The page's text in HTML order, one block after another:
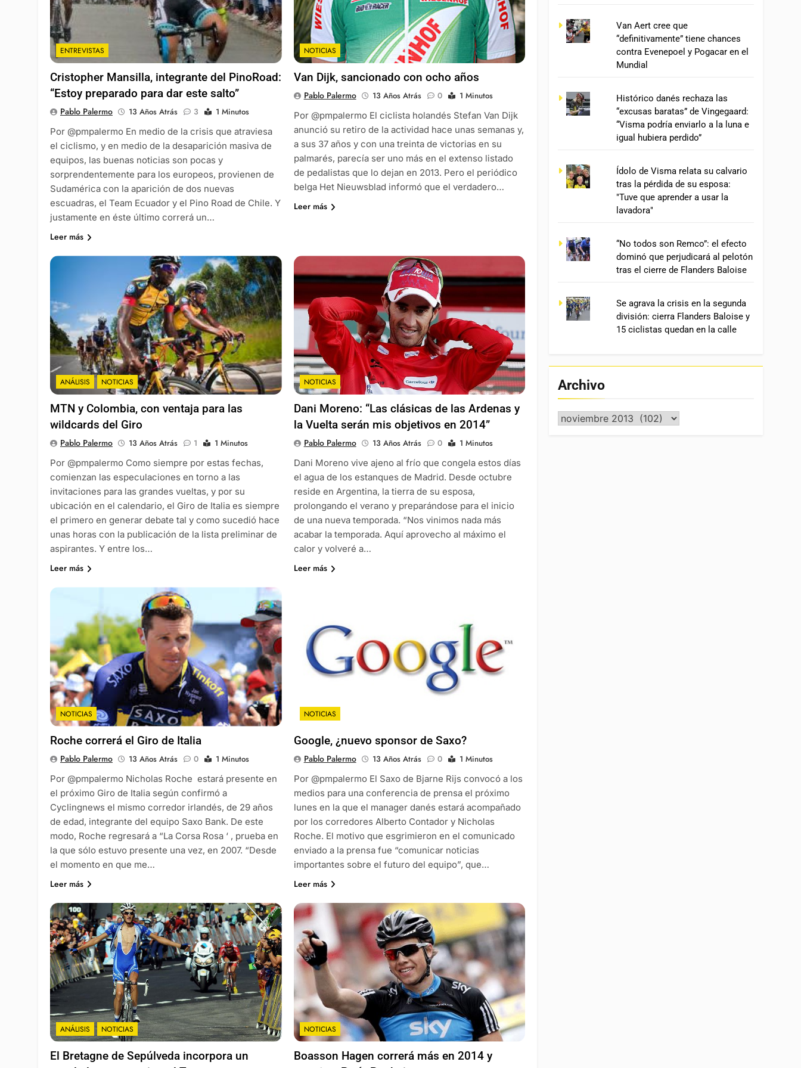
ENTREVISTAS
Cristopher Mansilla, integrante del PinoRoad:
“Estoy preparado para dar este salto”
Pablo Palermo 13 Años Atrás 3
1 Minutos
Por @pmpalermo En medio de la crisis que atraviesa
el ciclismo, y en medio de la desaparición masiva de
equipos, las buenas noticias son pocas y
sorprendentemente para los europeos, provienen de
Sudamérica con la aparición de dos nuevas
escuadras, el Team Ecuador y el Pino Road de Chile. Y
justamente en éste último correrá un…
Leer más
NOTICIAS
Van Dijk, sancionado con ocho años
Pablo Palermo 13 Años Atrás 0
1 Minutos
Por @pmpalermo El ciclista holandés Stefan Van Dijk
anunció su retiro de la actividad hace unas semanas y,
a sus 37 años y con una treinta de victorias en su
palmarés, parecía ser uno más en el extenso listado
de pedalistas que lo dejan en 2013. Pero el periódico
belga Het Nieuwsblad informó que el verdadero…
Leer más
ANÁLISIS NOTICIAS
MTN y Colombia, con ventaja para las
wildcards del Giro
Pablo Palermo 13 Años Atrás 1
1 Minutos
Por @pmpalermo Como siempre por estas fechas,
comienzan las especulaciones en torno a las
invitaciones para las grandes vueltas, y por su
ubicación en el calendario, el Giro de Italia es siempre
el primero en generar debate tal y como sucedió hace
unas horas con la publicación de la lista preliminar de
aspirantes. Y entre los…
Leer más
NOTICIAS
Dani Moreno: “Las clásicas de las Ardenas y
la Vuelta serán mis objetivos en 2014”
Pablo Palermo 13 Años Atrás 0
1 Minutos
Dani Moreno vive ajeno al frío que congela estos días
el agua de los estanques de Madrid. Desde octubre
reside en Argentina, la tierra de su esposa,
prolongando el verano y preparándose para el inicio
de una nueva temporada. “Nos vinimos nada más
acabar la temporada. Aquí aprovecho al máximo el
calor y volveré a…
Leer más
NOTICIAS
Roche correrá el Giro de Italia
Pablo Palermo 13 Años Atrás 0
1 Minutos
Por @pmpalermo Nicholas Roche estará presente en
el próximo Giro de Italia según confirmó a
Cyclingnews el mismo corredor irlandés, de 29 años
de edad, integrante del equipo Saxo Bank. De este
modo, Roche regresará a “La Corsa Rosa ‘ , prueba en
la que sólo estuvo presente una vez, en 2007. “Desde
el momento en que me…
Leer más
NOTICIAS
Google, ¿nuevo sponsor de Saxo?
Pablo Palermo 13 Años Atrás 0
1 Minutos
Por @pmpalermo El Saxo de Bjarne Rijs convocó a los
medios para una conferencia de prensa el próximo
lunes en la que el manager danés estará acompañado
por los corredores Alberto Contador y Nicholas
Roche. El motivo que esgrimieron en el comunicado
enviado a la prensa fue “comunicar noticias
importantes sobre el futuro del equipo”, que…
Leer más
ANÁLISIS NOTICIAS
El Bretagne de Sepúlveda incorpora un
NOTICIAS
Boasson Hagen correrá más en 2014 y
Van Aert cree que
“definitivamente” tiene chances
contra Evenepoel y Pogacar en el
Mundial
Histórico danés rechaza las
“excusas baratas” de Vingegaard:
“Visma podría enviarlo a la luna e
igual hubiera perdido”
Ídolo de Visma relata su calvario
tras la pérdida de su esposa:
"Tuve que aprender a usar la
lavadora"
“No todos son Remco”: el efecto
dominó que perjudicará al pelotón
tras el cierre de Flanders Baloise
Se agrava la crisis en la segunda
división: cierra Flanders Baloise y
15 ciclistas quedan en la calle
Archivo
Archivo